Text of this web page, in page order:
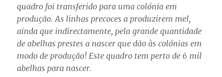
quadro foi transferido para uma colónia em
produção. As linhas precoces a produzirem mel,
ainda que indirectamente, pela grande quantidade
de abelhas prestes a nascer que dão às colónias em
modo de produção! Este quadro tem perto de 6 mil
abelhas para nascer.